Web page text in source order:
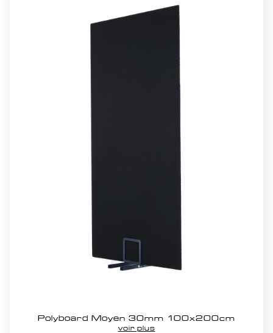
Polyboard Moyen 30mm 100x200cm
voir plus